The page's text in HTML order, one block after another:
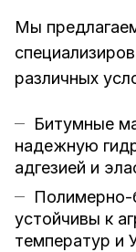
Мы
различных
Битумные
надежную
адгезией и
устойчивы к
температур и